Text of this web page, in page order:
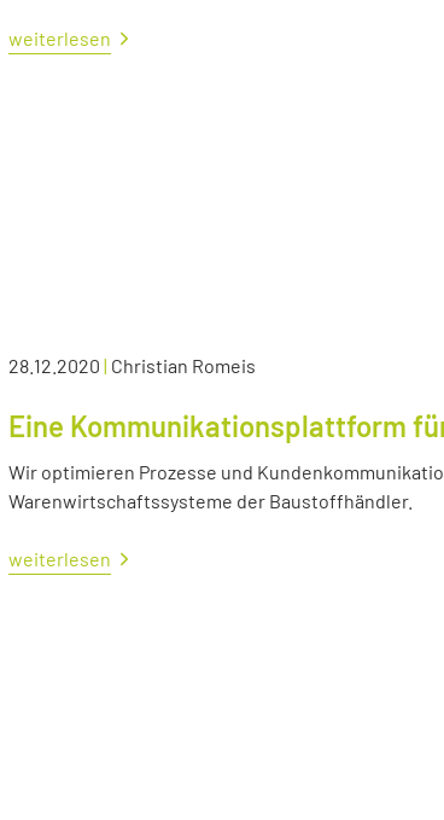
weiterlesen
28.12.2020 | Christian Romeis
Eine Kommunikationsplattform
Wir optimieren Prozesse und
Warenwirtschaftssysteme der Baustoffhändler.
weiterlesen